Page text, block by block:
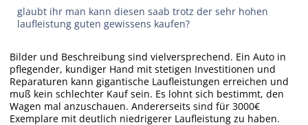
glaubt ihr man kann diesen saab trotz der sehr hohen
laufleistung guten gewissens kaufen?
Bilder und Beschreibung sind vielversprechend. Ein Auto in
pflegender, kundiger Hand mit stetigen Investitionen und
Reparaturen kann gigantische Laufleistungen erreichen und
muß kein schlechter Kauf sein. Es lohnt sich bestimmt, den
Wagen mal anzuschauen. Andererseits sind für 3000€
Exemplare mit deutlich niedrigerer Laufleistung zu haben.